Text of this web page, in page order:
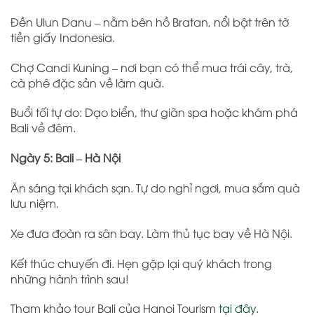
Đền Ulun Danu – nằm bên hồ Bratan, nổi bật trên tờ
tiền giấy Indonesia.
Chợ Candi Kuning – nơi bạn có thể mua trái cây, trà,
cà phê đặc sản về làm quà.
Buổi tối tự do: Dạo biển, thư giãn spa hoặc khám phá
Bali về đêm.
Ngày 5: Bali – Hà Nội
Ăn sáng tại khách sạn. Tự do nghỉ ngơi, mua sắm quà
lưu niệm.
Xe đưa đoàn ra sân bay. Làm thủ tục bay về Hà Nội.
Kết thúc chuyến đi. Hẹn gặp lại quý khách trong
những hành trình sau!
Tham khảo tour Bali của Hanoi Tourism tại đây.